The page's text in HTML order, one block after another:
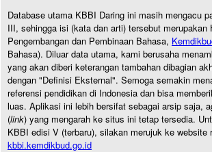
Database utama KBBI Daring ini masih mengacu
III, sehingga isi (kata dan arti) tersebut merupakan
Pengembangan dan Pembinaan Bahasa,
Bahasa). Diluar data utama, kami berusaha
yang akan diberi keterangan tambahan dibagian
dengan "Definisi Eksternal". Semoga semakin
referensi pendidikan di Indonesia dan bisa
luas. Aplikasi ini lebih bersifat sebagai arsip saja,
(link) yang mengarah ke situs ini tetap tersedia.
KBBI edisi V (terbaru), silakan merujuk ke website
kbbi.kemdikbud.go.id